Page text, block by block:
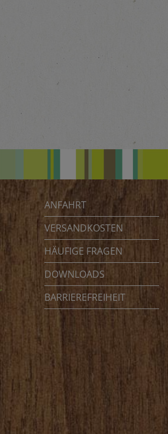
ANFAHRT
VERSANDKOSTEN
HÄUFIGE FRAGEN
DOWNLOADS
BARRIEREFREIHEIT